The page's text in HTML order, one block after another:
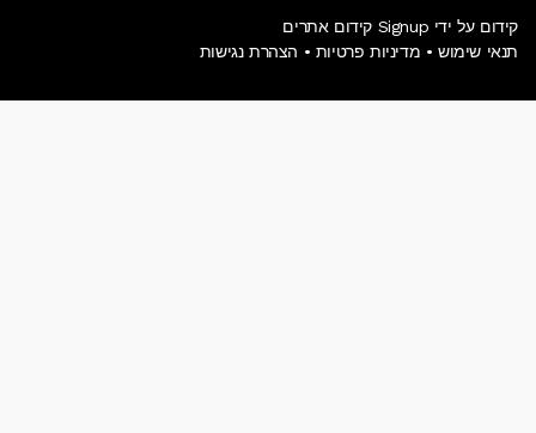
קידום על ידי Signup קידום אתרים
תנאי שימוש • מדיניות פרטיות • הצהרת נגישות